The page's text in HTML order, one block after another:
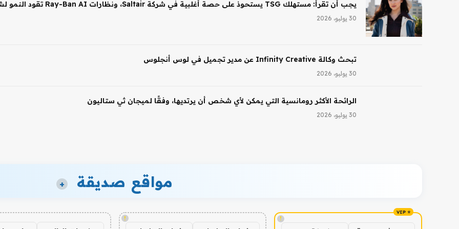
يجب أن تقرأ: مستهلك TSG يستحوذ على حصة أغلبية في شركة Saltair، ونظارات Ray-Ban AI تقود النمو لشركة EssilorLuxottica
30 يوليو، 2026
تبحث وكالة Infinity Creative عن مدير تجميل في لوس أنجلوس
30 يوليو، 2026
الرائحة الأكثر رومانسية التي يمكن لأي شخص أن يرتديها، وفقًا لميجان ثي ستاليون
30 يوليو، 2026
مواقع صديقة +
!
!